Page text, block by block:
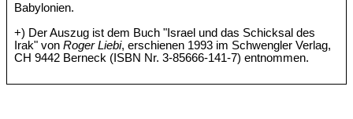
Babylonien.
+) Der Auszug ist dem Buch "Israel und das Schicksal des
Irak" vonRoger Liebi, erschienen 1993 im Schwengler Verlag,
CH 9442 Berneck (ISBN Nr. 3-85666-141-7) entnommen.